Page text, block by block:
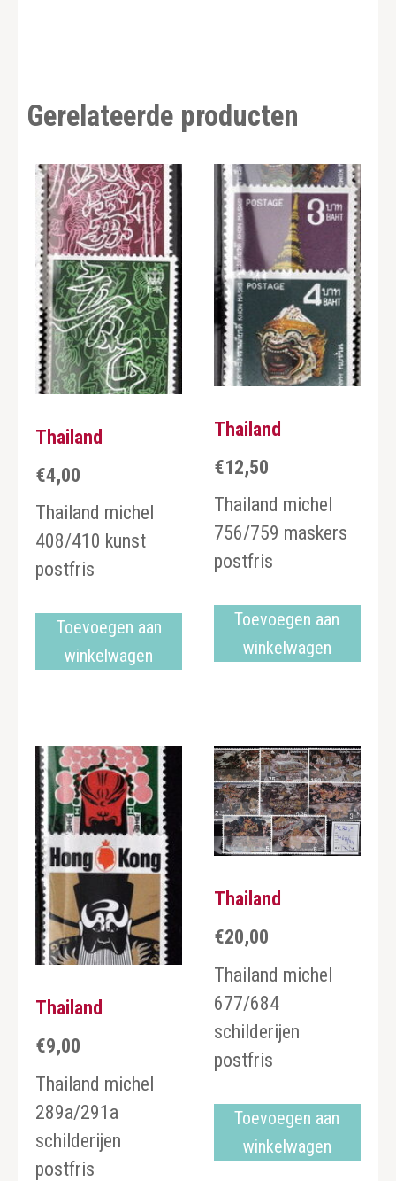
Gerelateerde producten
Thailand
€4,00
Thailand michel
408/410 kunst
postfris
Toevoegen aan
winkelwagen
Thailand
€12,50
Thailand michel
756/759 maskers
postfris
Toevoegen aan
winkelwagen
Thailand
€9,00
Thailand michel
289a/291a
schilderijen
postfris
Thailand
€20,00
Thailand michel
677/684
schilderijen
postfris
Toevoegen aan
winkelwagen